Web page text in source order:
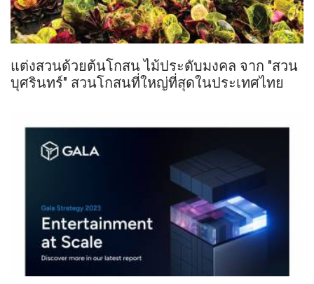
แต่งสวนด้วยต้นโกสน ไม้ประดับมงคล จาก "สวน
บุศรินทร์" สวนโกสนที่ใหญ่ที่สุดในประเทศไทย